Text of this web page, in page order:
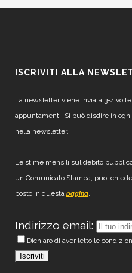
ISCRIVITI ALLA
La newsletter viene inviata 3-4
appuntamenti. Si può disdire in
nella newsletter.
Le stime mensili sul debito
un Comunicato Stampa, puoi
posto in questa pagina.
Indirizzo email:
Dichiaro di aver letto le